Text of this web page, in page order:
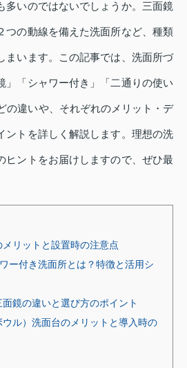
多いのではないでしょうか。三面鏡
つの動線を備えた洗面所など、種類
まいます。この記事では、洗面所づ
」「シャワー付き」「二通りの使い
の違いや、それぞれのメリット・デ
ントを詳しく解説します。理想の洗
ヒントをお届けしますので、ぜひ最
メリットと設置時の注意点
ー付き洗面所とは？特徴と活用シ
面鏡の違いと選び方のポイント
ウル）洗面台のメリットと導入時の